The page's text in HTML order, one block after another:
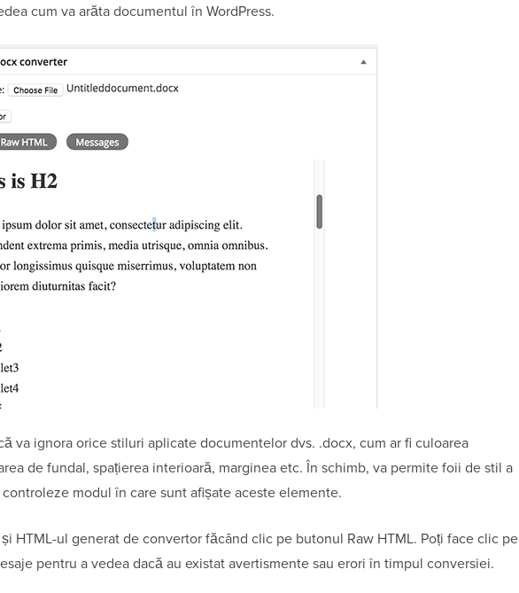
cum va arăta documentul în WordPress.
va ignora orice stiluri aplicate documentelor dvs. .docx, cum ar fi culoarea
de fundal, spațierea interioară, marginea etc. În schimb, va permite foii de stil a
modul în care sunt afișate aceste elemente.
HTML-ul generat de convertor făcând clic pe butonul Raw HTML. Poți face clic pe
pentru a vedea dacă au existat avertismente sau erori în timpul conversiei.